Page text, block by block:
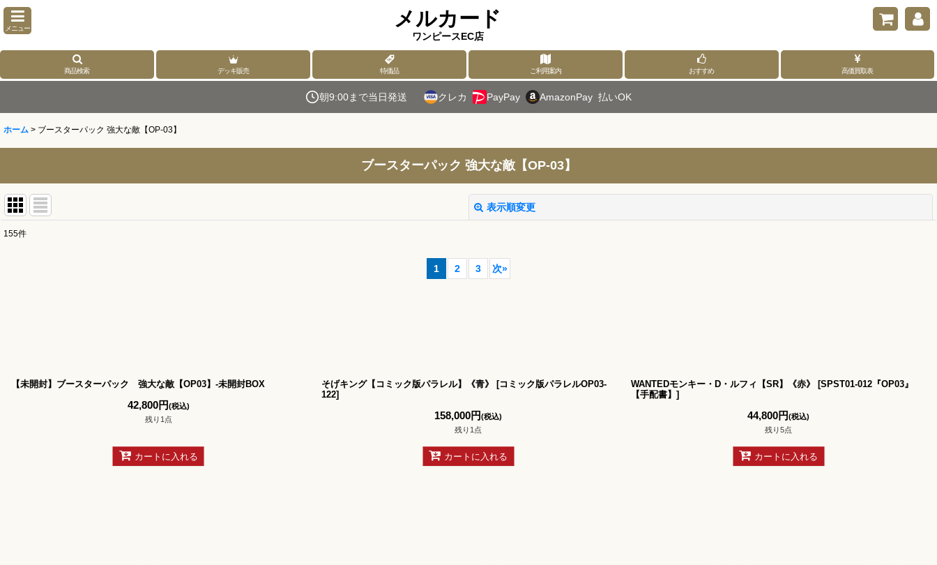
メニュー メルカード
ワンピースEC店
商品検索 デッキ販売 特価品 ご利用案内 おすすめ 高価買取表
朝9:00まで当日発送 クレカ PayPay AmazonPay 払いOK
ホーム > ブースターパック 強大な敵【OP-03】
ブースターパック 強大な敵【OP-03】
表示順変更
155件
1 2 3 次»
【未開封】ブースターパック 強大な敵【OP03】-未開封BOX
42,800円(税込)
残り1点
カートに入れる
そげキング【コミック版パラレル】《青》 [コミック版パラレルOP03-
122]
158,000円(税込)
残り1点
カートに入れる
WANTEDモンキー・D・ルフィ【SR】《赤》 [SPST01-012『OP03』
【手配書】]
44,800円(税込)
残り5点
カートに入れる